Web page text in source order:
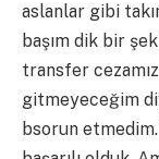
aslanlar gibi
başım dik bir
transfer cezamız
gitmeyeceğim
bsorun etmedim.